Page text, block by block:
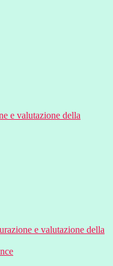
e valutazione della
e valutazione della